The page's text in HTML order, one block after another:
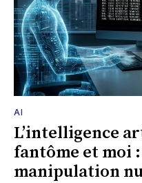
AI
L’intelligence
fantôme et moi
manipulation